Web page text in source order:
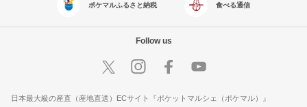
ポケマルふるさと納税 食べる通信
Follow us
日本最大級の産直（産地直送）ECサイト『ポケットマルシェ（ポケマル）』